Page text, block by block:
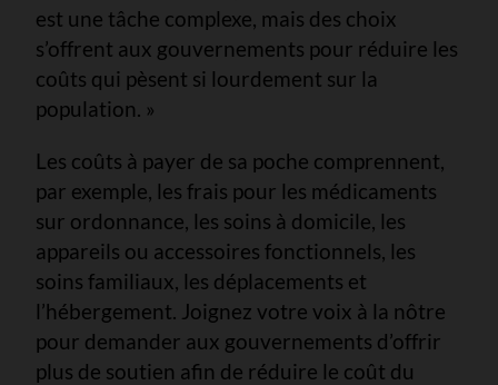
est une tâche complexe, mais des choix
s’offrent aux gouvernements pour réduire les
coûts qui pèsent si lourdement sur la
population. »
Les coûts à payer de sa poche comprennent,
par exemple, les frais pour les médicaments
sur ordonnance, les soins à domicile, les
appareils ou accessoires fonctionnels, les
soins familiaux, les déplacements et
l’hébergement. Joignez votre voix à la nôtre
pour demander aux gouvernements d’offrir
plus de soutien afin de réduire le coût du